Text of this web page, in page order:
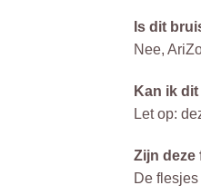
Is dit
Nee,
Kan ik
Let op:
Zijn deze
De